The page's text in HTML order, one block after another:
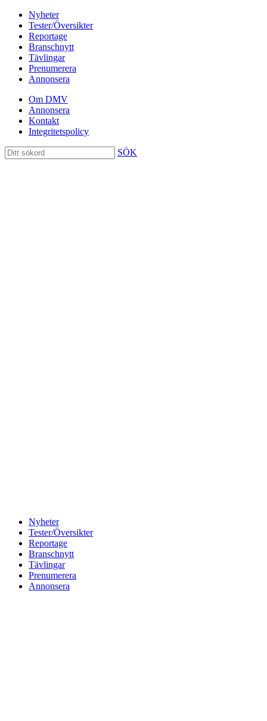
Nyheter
Tester/Översikter
Reportage
Branschnytt
Tävlingar
Prenumerera
Annonsera
Om DMV
Annonsera
Kontakt
Integritetspolicy
SÖK
Nyheter
Tester/Översikter
Reportage
Branschnytt
Tävlingar
Prenumerera
Annonsera